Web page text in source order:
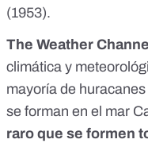
(1953).
The Weather Channel
climática y
mayoría de
se forman en el mar
raro que se formen